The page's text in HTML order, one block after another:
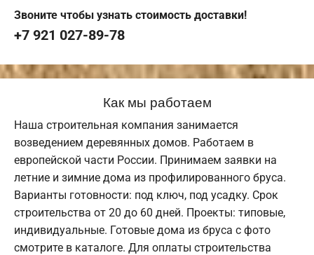
Звоните чтобы узнать стоимость доставки!
+7 921 027-89-78
Как мы работаем
Наша строительная компания занимается
возведением деревянных домов. Работаем в
европейской части России. Принимаем заявки на
летние и зимние дома из профилированного бруса.
Варианты готовности: под ключ, под усадку. Срок
строительства от 20 до 60 дней. Проекты: типовые,
индивидуальные. Готовые дома из бруса с фото
смотрите в каталоге. Для оплаты строительства